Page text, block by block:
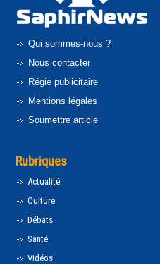
Qui sommes-nous ?
Nous contacter
Régie publicitaire
Mentions légales
Soumettre article
Rubriques
Actualité
Culture
Débats
Santé
Vidéos